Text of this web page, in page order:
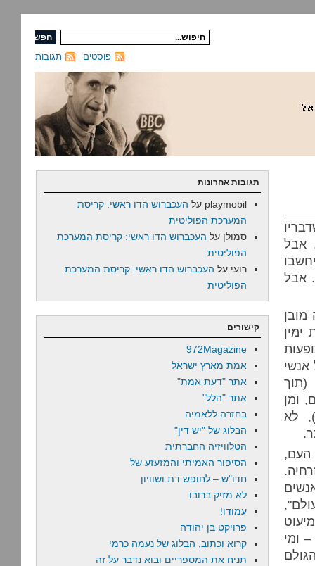
תגובות פוסטים
אבל
אבל
ימין
אנשי
(תוך
ומן
לא
העם,
ומי
תגובות אחרונות
playmobil על העכברוש הדו ראשי: קריסת
המערכת הפוליטית
סמולן על העכברוש הדו ראשי: קריסת המערכת
הפוליטית
רועי על העכברוש הדו ראשי: קריסת המערכת
הפוליטית
קישורים
972Magazine
אמת מארץ ישראל
אתר "דעת אמת"
אתר "הלל"
בחזרה ללאמיה
הבלוג של "יש דין"
הטלוויזיה החברתית
הסיפור האמיתי והמזעזע של
חדו"ש – לחופש דת ושוויון
לא מזיק ברובו
עמודו!
פרויקט בן יהודה
קרוא וכתוב, הבלוג של נעמה כרמי
תניח את המספריים ובוא נדבר על זה